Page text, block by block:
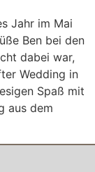
Jahr im Mai
Ben bei den
dabei war,
Wedding in
Spaß mit
aus dem